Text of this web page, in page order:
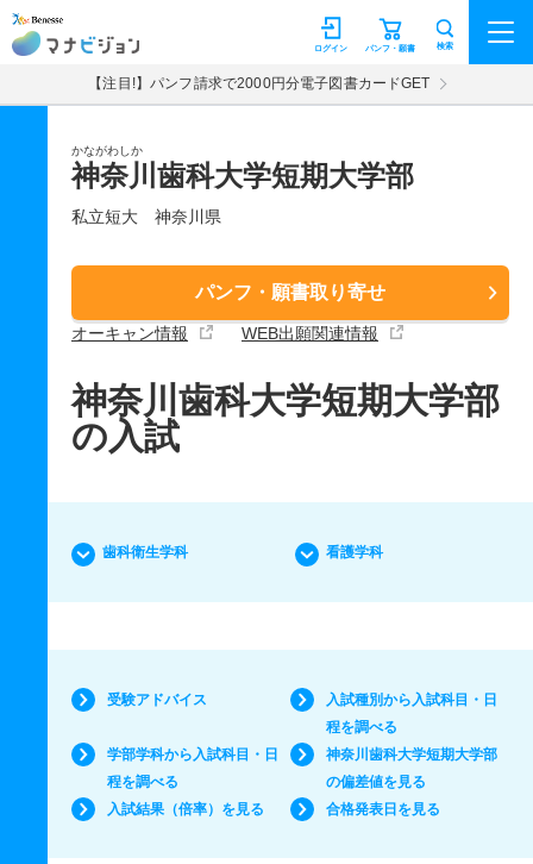
マナビジョン パンフ・願書
ログイン 検索
【注目!】パンフ請求で2000円分電子図書カードGET
かながわしか
神奈川歯科大学短期大学部
私立短大 神奈川県
パンフ・願書取り寄せ
オーキャン情報 WEB出願関連情報
神奈川歯科大学短期大学部
の入試
歯科衛生学科 看護学科
受験アドバイス
入試種別から入試科目・日
程を調べる
学部学科から入試科目・日
程を調べる
神奈川歯科大学短期大学部
の偏差値を見る
入試結果（倍率）を見る
合格発表日を見る